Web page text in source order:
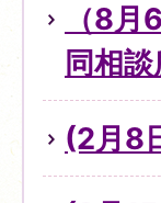
（8
同相
(2月8